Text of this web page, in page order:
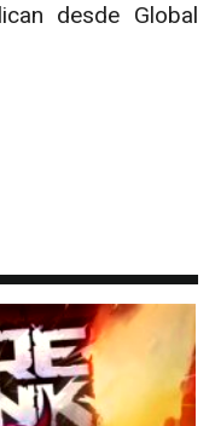
desde Global